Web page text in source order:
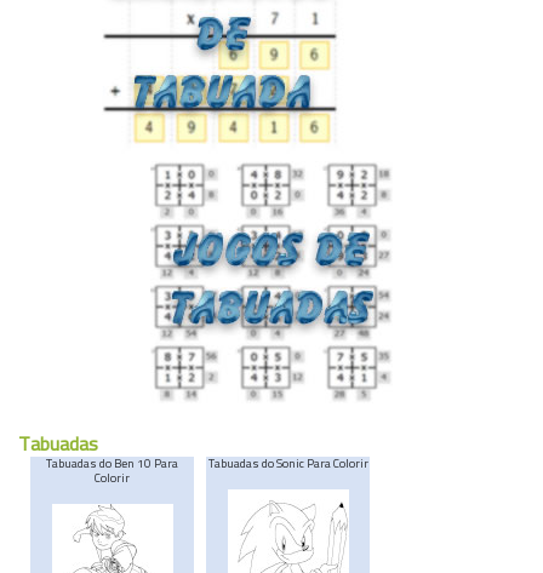
Tabuadas
Tabuadas do Ben 10 Para
Colorir
Tabuadas do Sonic Para Colorir